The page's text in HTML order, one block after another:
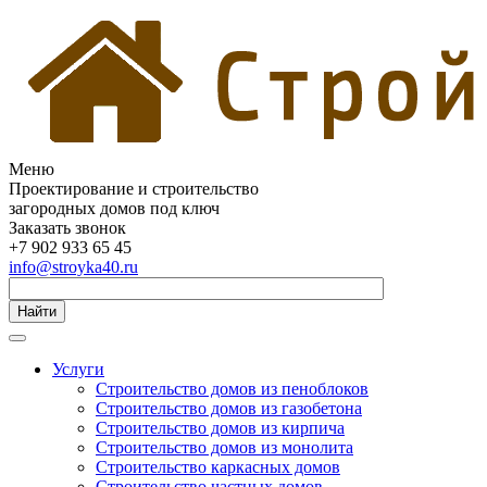
Меню
Проектирование и строительство
загородных домов под ключ
Заказать звонок
+7 902 933 65 45
info@stroyka40.ru
Найти
Услуги
Строительство домов из пеноблоков
Строительство домов из газобетона
Строительство домов из кирпича
Строительство домов из монолита
Строительство каркасных домов